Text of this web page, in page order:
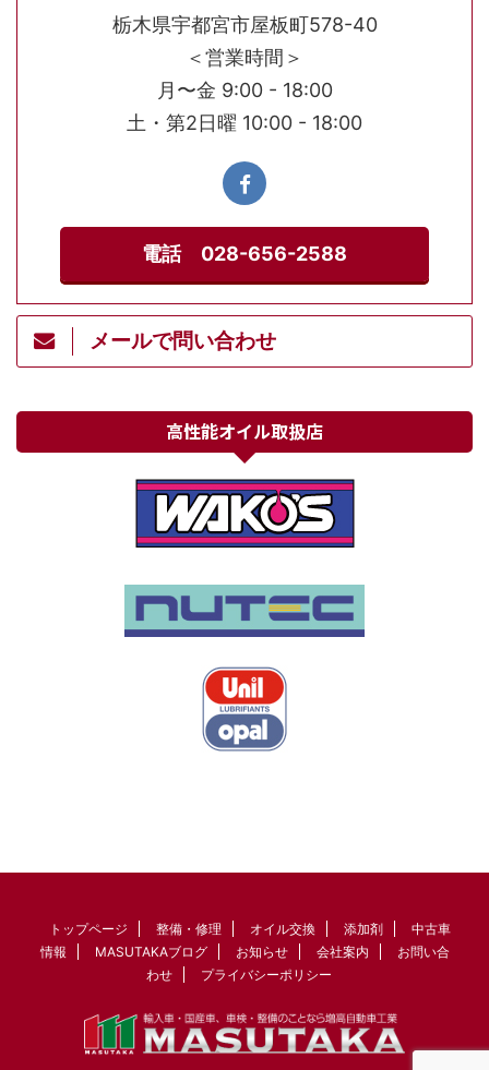
栃木県宇都宮市屋板町578-40
＜営業時間＞
月〜金 9:00 - 18:00
土・第2日曜 10:00 - 18:00
電話 028-656-2588
メールで問い合わせ
高性能オイル取扱店
トップページ 整備・修理 オイル交換 添加剤
中古車
情報
MASUTAKAブログ お知らせ 会社案内
お問い合
わせ
プライバシーポリシー